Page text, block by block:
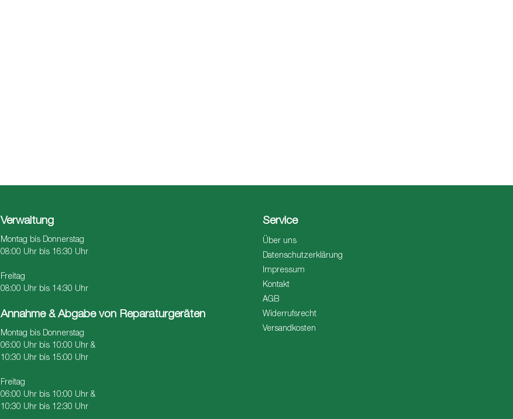
Verwaltung
Montag bis Donnerstag
08:00 Uhr bis 16:30 Uhr
Freitag
08:00 Uhr bis 14:30 Uhr
Annahme & Abgabe von Reparaturgeräten
Montag bis Donnerstag
06:00 Uhr bis 10:00 Uhr &
10:30 Uhr bis 15:00 Uhr
Freitag
06:00 Uhr bis 10:00 Uhr &
10:30 Uhr bis 12:30 Uhr
Service
Über uns
Datenschutzerklärung
Impressum
Kontakt
AGB
Widerrufsrecht
Versandkosten